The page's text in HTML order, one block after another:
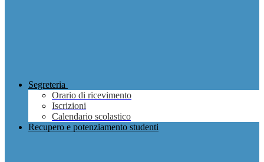
Segreteria
Orario di ricevimento
Iscrizioni
Calendario scolastico
Recupero e potenziamento studenti